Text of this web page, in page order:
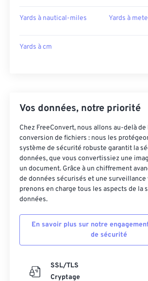
Yards à nautical-miles Yards à
Yards à cm
Vos données, notre priorité
Chez FreeConvert, nous allons au-delà
conversion de fichiers : nous les
système de sécurité robuste garantit la
données, que vous convertissiez une
un document. Grâce à un chiffrement
de données sécurisés et une
prenons en charge tous les aspects de la
données.
En savoir plus sur notre
de sécurité
SSL/TLS
Cryptage